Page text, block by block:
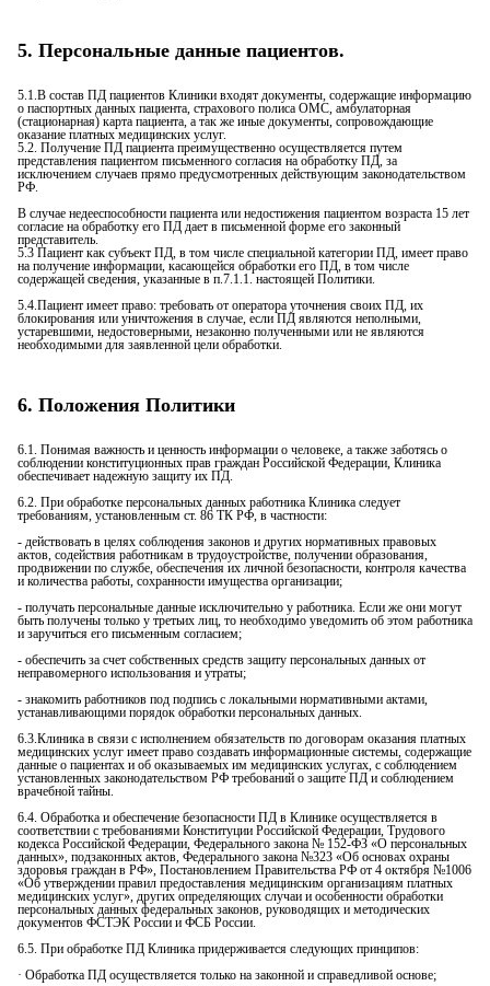
5. Персональные данные пациентов.
5.1.В состав ПД пациентов Клиники входят документы, содержащие информацию
о паспортных данных пациента, страхового полиса ОМС, амбулаторная
(стационарная) карта пациента, а так же иные документы, сопровождающие
оказание платных медицинских услуг.
5.2. Получение ПД пациента преимущественно осуществляется путем
представления пациентом письменного согласия на обработку ПД, за
исключением случаев прямо предусмотренных действующим законодательством
РФ.
В случае недееспособности пациента или недостижения пациентом возраста 15 лет
согласие на обработку его ПД дает в письменной форме его законный
представитель.
5.3 Пациент как субъект ПД, в том числе специальной категории ПД, имеет право
на получение информации, касающейся обработки его ПД, в том числе
содержащей сведения, указанные в п.7.1.1. настоящей Политики.
5.4.Пациент имеет право: требовать от оператора уточнения своих ПД, их
блокирования или уничтожения в случае, если ПД являются неполными,
устаревшими, недостоверными, незаконно полученными или не являются
необходимыми для заявленной цели обработки.
6. Положения Политики
6.1. Понимая важность и ценность информации о человеке, а также заботясь о
соблюдении конституционных прав граждан Российской Федерации, Клиника
обеспечивает надежную защиту их ПД.
6.2. При обработке персональных данных работника Клиника следует
требованиям, установленным ст. 86 ТК РФ, в частности:
- действовать в целях соблюдения законов и других нормативных правовых
актов, содействия работникам в трудоустройстве, получении образования,
продвижении по службе, обеспечения их личной безопасности, контроля качества
и количества работы, сохранности имущества организации;
- получать персональные данные исключительно у работника. Если же они могут
быть получены только у третьих лиц, то необходимо уведомить об этом работника
и заручиться его письменным согласием;
- обеспечить за счет собственных средств защиту персональных данных от
неправомерного использования и утраты;
- знакомить работников под подпись с локальными нормативными актами,
устанавливающими порядок обработки персональных данных.
6.3.Клиника в связи с исполнением обязательств по договорам оказания платных
медицинских услуг имеет право создавать информационные системы, содержащие
данные о пациентах и об оказываемых им медицинских услугах, с соблюдением
установленных законодательством РФ требований о защите ПД и соблюдением
врачебной тайны.
6.4. Обработка и обеспечение безопасности ПД в Клинике осуществляется в
соответствии с требованиями Конституции Российской Федерации, Трудового
кодекса Российской Федерации, Федерального закона № 152-ФЗ «О персональных
данных», подзаконных актов, Федерального закона №323 «Об основах охраны
здоровья граждан в РФ», Постановлением Правительства РФ от 4 октября №1006
«Об утверждении правил предоставления медицинским организациям платных
медицинских услуг», других определяющих случаи и особенности обработки
персональных данных федеральных законов, руководящих и методических
документов ФСТЭК России и ФСБ России.
6.5. При обработке ПД Клиника придерживается следующих принципов:
· Обработка ПД осуществляется только на законной и справедливой основе;